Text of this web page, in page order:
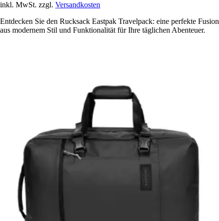
inkl. MwSt. zzgl. Versandkosten
Entdecken Sie den Rucksack Eastpak Travelpack: eine perfekte Fusion
aus modernem Stil und Funktionalität für Ihre täglichen Abenteuer.